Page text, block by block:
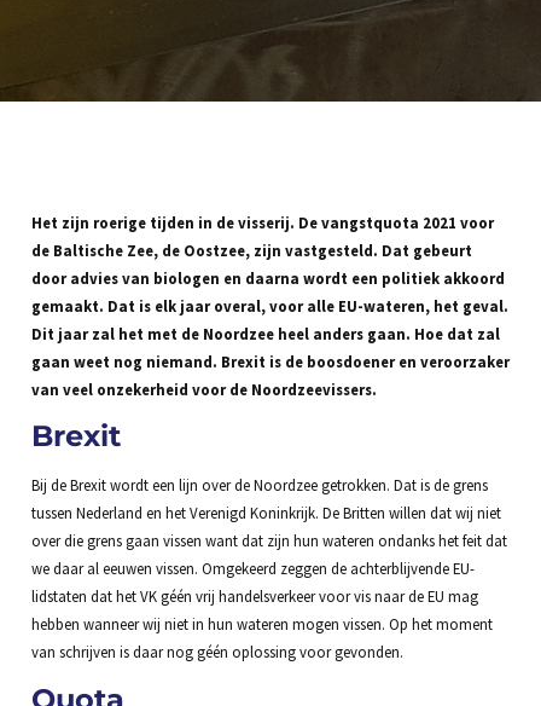
Het zijn roerige tijden in de visserij. De vangstquota 2021 voor
de Baltische Zee, de Oostzee, zijn vastgesteld. Dat gebeurt
door advies van biologen en daarna wordt een politiek akkoord
gemaakt. Dat is elk jaar overal, voor alle EU-wateren, het geval.
Dit jaar zal het met de Noordzee heel anders gaan. Hoe dat zal
gaan weet nog niemand. Brexit is de boosdoener en veroorzaker
van veel onzekerheid voor de Noordzeevissers.
Brexit
Bij de Brexit wordt een lijn over de Noordzee getrokken. Dat is de grens
tussen Nederland en het Verenigd Koninkrijk. De Britten willen dat wij niet
over die grens gaan vissen want dat zijn hun wateren ondanks het feit dat
we daar al eeuwen vissen. Omgekeerd zeggen de achterblijvende EU-
lidstaten dat het VK géén vrij handelsverkeer voor vis naar de EU mag
hebben wanneer wij niet in hun wateren mogen vissen. Op het moment
van schrijven is daar nog géén oplossing voor gevonden.